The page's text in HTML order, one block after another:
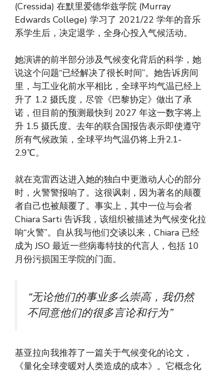
(Cressida) 在默里爱德华兹学院 (Murray
Edwards College) 学习了 2021/22 学年的音乐
系学生后，决定退学，全身心投入气候活动。
她演讲的前半部分涉及气候变化背后的科学，她
说这个问题“已经解决了很长时间”。她告诉房间
里，与工业化前水平相比，全球平均气温已经上
升了 1.2 摄氏度，尽管《巴黎协定》做出了承
诺，但目前的预测最快到 2027 年这一数字将上
升 1.5 摄氏度。去年的联合国报告表示即使遵守
所有气候政策，全球平均气温仍将上升2.1-
2.9℃。
就在克雷西达进入她的独白中更激动人心的部分
时，火警警报响了。这很讽刺，因为著名的颠覆
者自己也被颠覆了。事实上，其中一位与会者
Chiara Sarti 告诉我，该组织被描述为气候变化拉
响“火警”。自从我与他们交谈以来，Chiara 已经
成为 JSO 最近一些病毒特技的代言人，包括 10
月份污损国王学院的门面。
“无论他们的事业多么崇高，我仍然
不同意他们的很多言论和行为”
基亚拉向我推荐了一篇关于气候变化的论文，
《量化全球变暖对人类造成的成本》。它概念化